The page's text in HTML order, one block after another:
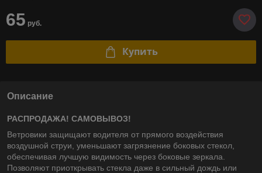
65 руб.
Купить
Описание
РАСПРОДАЖА! САМОВЫВОЗ!
Ветровики защищают водителя от прямого воздействия
воздушной струи, уменьшают загрязнение боковых стекол,
обеспечивая лучшую видимость через боковые зеркала.
Позволяют приоткрывать стекла даже в сильный дождь или